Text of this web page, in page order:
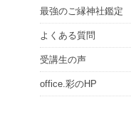
最強のご縁神社鑑定
よくある質問
受講生の声
office.彩のHP